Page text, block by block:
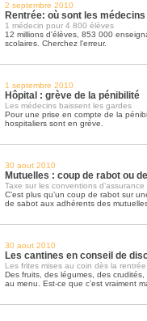
2 septembre 2010
Rentrée: où sont les
1 médecin pour 4 800 élèves
12 millions d'élèves, 853 000
scolaires. Cherchez l'erreur.
1 septembre 2010
Hôpital : grève de la pénibilité
Les médecins baissent les gardes
Pour une prise en compte de la
hospitaliers sont en grève.
30 aout 2010
Mutuelles : coup de rabot ou
Taxe sur les conventions d’assurance
C’est plus qu’un coup de rabot sur
de sabot aux adhérents des
30 aout 2010
Les cantines en conseil de
Les frites mises au coin dès la rentrée
Des fruits, des légumes, des
au menu. Est-ce que c’est vraiment